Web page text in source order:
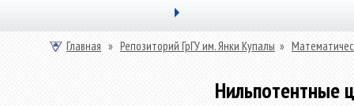
Главная » Репозиторий ГрГУ им. Янки Купалы »
Нильпотентные